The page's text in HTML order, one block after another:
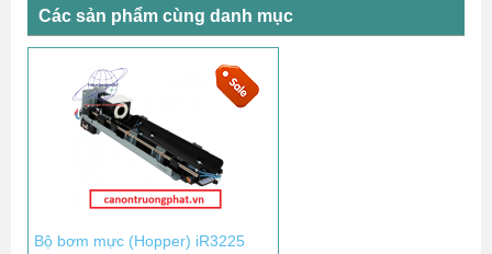
Các sản phẩm cùng danh mục
Bộ bơm mực (Hopper) iR3225